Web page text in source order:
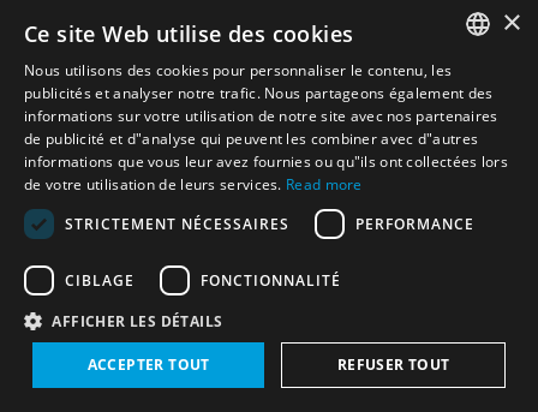
du Nord (7)
Convention sur l’interdiction des armes
chimiques (CIAC)
(7)
Convention sur l’interdiction des armes
ENGLISH
ARABIC
PERSIAN
×
Ce site Web utilise des cookies
Nous utilisons des cookies pour personnaliser le contenu, les
publicités et analyser notre trafic. Nous partageons également des
informations sur votre utilisation de notre site avec nos partenaires
de publicité et d"analyse qui peuvent les combiner avec d"autres
informations que vous leur avez fournies ou qu"ils ont collectées lors
de votre utilisation de leurs services. Read more
STRICTEMENT NÉCESSAIRES
PERFORMANCE
CIBLAGE FONCTIONNALITÉ
AFFICHER LES DÉTAILS
ACCEPTER TOUT REFUSER TOUT